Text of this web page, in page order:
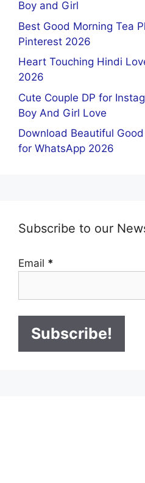
Boy and Girl
Best Good Morning Tea
Pinterest 2026
Heart Touching Hindi
2026
Cute Couple DP for
Boy And Girl Love
Download Beautiful
for WhatsApp 2026
Subscribe to our
Email *